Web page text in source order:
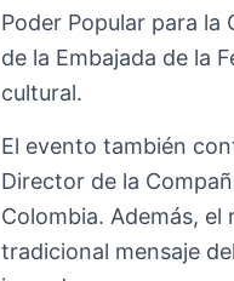
Poder Popular para la
de la Embajada de la
cultural.
El evento también
Director de la
Colombia. Además,
tradicional mensaje del